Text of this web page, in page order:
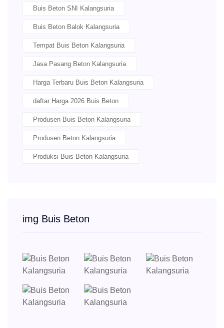
Buis Beton SNI Kalangsuria
Buis Beton Balok Kalangsuria
Tempat Buis Beton Kalangsuria
Jasa Pasang Beton Kalangsuria
Harga Terbaru Buis Beton Kalangsuria
daftar Harga 2026 Buis Beton
Produsen Buis Beton Kalangsuria
Produsen Beton Kalangsuria
Produksi Buis Beton Kalangsuria
img Buis Beton